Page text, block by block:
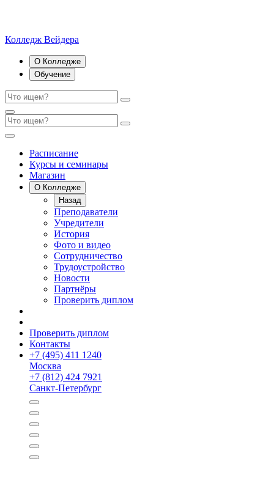
Колледж Вейдера
О Колледже
Обучение
Расписание
Курсы и семинары
Магазин
О Колледже
Назад
Преподаватели
Учредители
История
Фото и видео
Сотрудничество
Трудоустройство
Новости
Партнёры
Проверить диплом
Проверить диплом
Контакты
+7 (495) 411 1240
Москва
+7 (812) 424 7921
Санкт-Петербург